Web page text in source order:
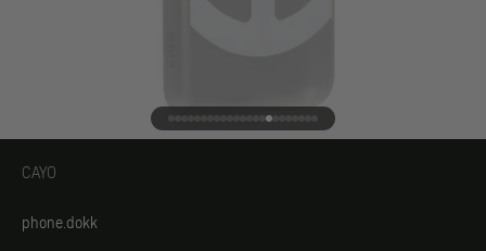
Gehe zu Element 1
Gehe zu Element 2
Gehe zu Element 3
Gehe zu Element 4
Gehe zu Element 5
Gehe zu Element 6
Gehe zu Element 7
Gehe zu Element 8
Gehe zu Element 9
Gehe zu Element 10
Gehe zu Element 11
Gehe zu Element 12
Gehe zu Element 13
Gehe zu Element 14
Gehe zu Element 15
Gehe zu Element 16
Gehe zu Element 17
Gehe zu Element 18
Gehe zu Element 19
Gehe zu Element 20
Gehe zu Element 21
Gehe zu Element 22
Gehe zu Element 23
CAYO
CAYO
phone.dokk